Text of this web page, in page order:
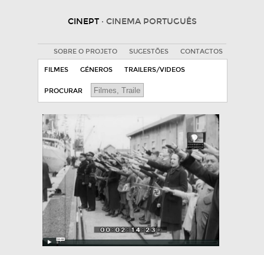
CINEPT · CINEMA PORTUGUÊS
SOBRE O PROJETO SUGESTÕES CONTACTOS
FILMES GÉNEROS TRAILERS/VIDEOS
PROCURAR